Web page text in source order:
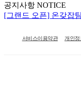
공지사항 NOTICE
[그랜드 오픈] 온갖잡
서비스이용약관 개인